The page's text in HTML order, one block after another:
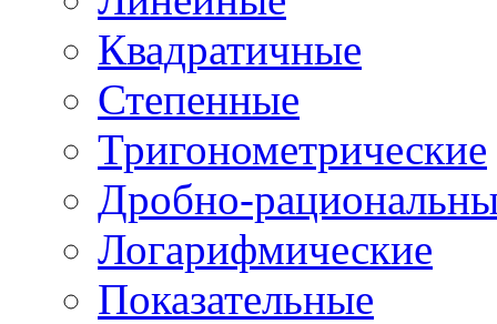
Квадратичные
Степенные
Тригонометрические
Дробно-
Логарифмические
Показательные